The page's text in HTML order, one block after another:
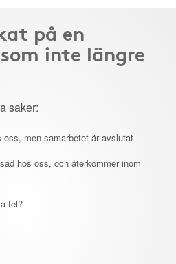
på en
inte längre
saker:
oss, men samarbetet är avslutat
hos oss, och återkommer inom
fel?